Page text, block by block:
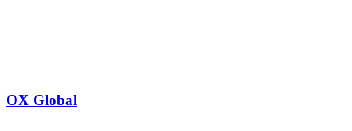
OX Global